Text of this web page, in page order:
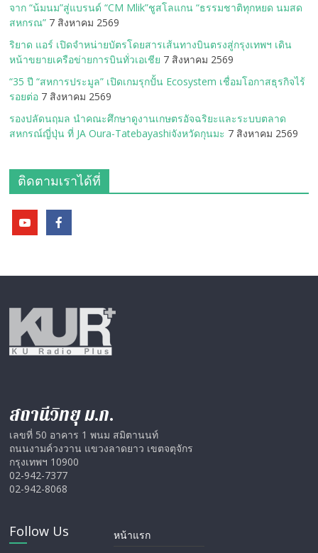
จาก “น้มนม”สู่แบรนด์ “CM Mlik”ชูสโลแกน “ธรรมชาติทุกหยด นมสด
สหกรณ” 7 สิงหาคม 2569
ริยาด แอร์ เปิดจำหน่ายบัตรโดยสารเส้นทางบินตรงสู่กรุงเทพฯ เดิน
หน้าขยายเครือข่ายการบินทั่วเอเชีย 7 สิงหาคม 2569
“35 ปี “สหการประมูล” เปิดเกมรุกปั้น Ecosystem เชื่อมโอกาสธุรกิจไร้
รอยต่อ 7 สิงหาคม 2569
รองปลัดนฤมล นำคณะศึกษาดูงานเกษตรอัจฉริยะและระบบตลาด
สหกรณ์ญี่ปุ่น ที่ JA Oura-Tatebayashiจังหวัดกุนมะ 7 สิงหาคม 2569
ติดตามเราได้ที่
สถานีวิทยุ ม.ก.
เลขที่ 50 อาคาร 1 พนม สมิตานนท์
ถนนงามค์วงวาน แขวงลาดยาว เขตจตุจักร
กรุงเทพฯ 10900
02-942-7377
02-942-8068
Follow Us
หน้าแรก